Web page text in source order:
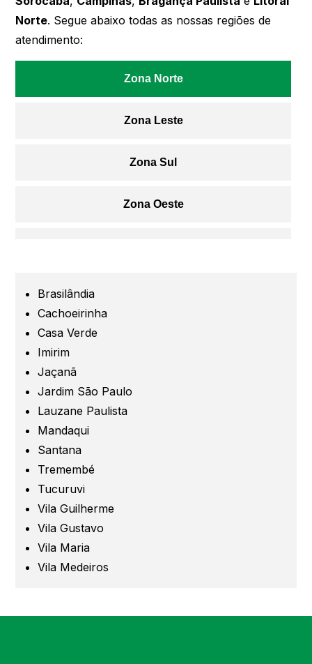
Norte. Segue abaixo todas as nossas regiões de
atendimento:
Zona Norte
Zona Leste
Zona Sul
Zona Oeste
São Caetano
Brasilândia
Cachoeirinha
Casa Verde
Imirim
Jaçanã
Jardim São Paulo
Lauzane Paulista
Mandaqui
Santana
Tremembé
Tucuruvi
Vila Guilherme
Vila Gustavo
Vila Maria
Vila Medeiros